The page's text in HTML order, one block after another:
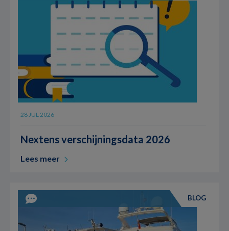
28 JUL 2026
Nextens verschijningsdata 2026
Lees meer
BLOG